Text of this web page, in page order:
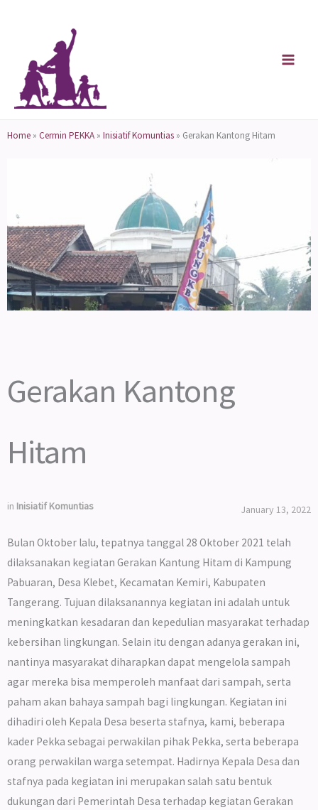
Home » Cermin PEKKA » Inisiatif Komuntias » Gerakan Kantong Hitam
Gerakan Kantong
Hitam
in Inisiatif Komuntias January 13, 2022
Bulan Oktober lalu, tepatnya tanggal 28 Oktober 2021 telah
dilaksanakan kegiatan Gerakan Kantung Hitam di Kampung
Pabuaran, Desa Klebet, Kecamatan Kemiri, Kabupaten
Tangerang. Tujuan dilaksanannya kegiatan ini adalah untuk
meningkatkan kesadaran dan kepedulian masyarakat terhadap
kebersihan lingkungan. Selain itu dengan adanya gerakan ini,
nantinya masyarakat diharapkan dapat mengelola sampah
agar mereka bisa memperoleh manfaat dari sampah, serta
paham akan bahaya sampah bagi lingkungan. Kegiatan ini
dihadiri oleh Kepala Desa beserta stafnya, kami, beberapa
kader Pekka sebagai perwakilan pihak Pekka, serta beberapa
orang perwakilan warga setempat. Hadirnya Kepala Desa dan
stafnya pada kegiatan ini merupakan salah satu bentuk
dukungan dari Pemerintah Desa terhadap kegiatan Gerakan